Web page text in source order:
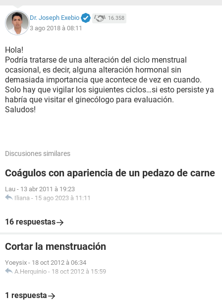
Dr. Joseph Exebio 16.358
3 ago 2018 à 08:11
Hola!
Podría tratarse de una alteración del ciclo menstrual
ocasional, es decir, alguna alteración hormonal sin
demasiada importancia que acontece de vez en cuando.
Solo hay que vigilar los siguientes ciclos…si esto persiste ya
habría que visitar el ginecólogo para evaluación.
Saludos!
Discusiones similares
Coágulos con apariencia de un pedazo de carne
Lau - 13 abr 2011 à 19:23
Iliana - 15 ago 2023 à 11:11
16 respuestas
Cortar la menstruación
Yoeysix - 18 oct 2012 à 06:34
A.Herquinio - 18 oct 2012 à 15:59
1 respuesta